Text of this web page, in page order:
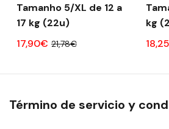
Tamanho 5/XL de 12 a
17 kg (22u)
17,90€ 21,78€
kg
Término de servicio y